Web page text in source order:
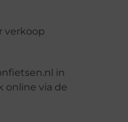
in
online via de